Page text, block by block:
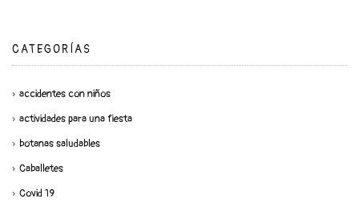
CATEGORÍAS
accidentes con niños
actividades para una fiesta
botanas saludables
Caballetes
Covid 19